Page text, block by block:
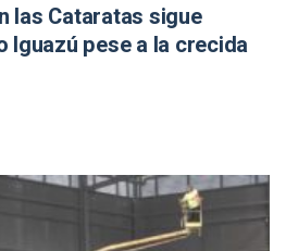
las Cataratas sigue
Iguazú pese a la crecida